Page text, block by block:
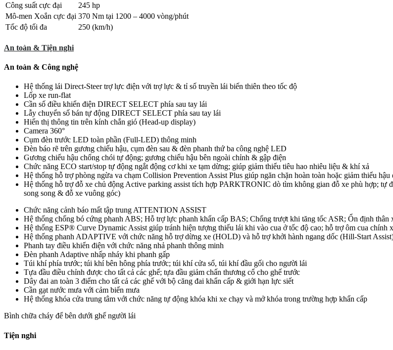
Công suất cực đại
245 hp
Mô-men Xoắn cực đại 370 Nm tại 1200 – 4000 vòng/phút
Tốc độ tối đa
250 (km/h)
An toàn & Tiện nghi
An toàn & Công nghệ
Hệ thống lái Direct-Steer trợ lực điện với trợ lực & tỉ số truyền lái biến thiên theo tốc độ
Lốp xe run-flat
Cần số điều khiển điện DIRECT SELECT phía sau tay lái
Lẫy chuyển số bán tự động DIRECT SELECT phía sau tay lái
Hiển thị thông tin trên kính chắn gió (Head-up display)
Camera 360°
Cụm đèn trước LED toàn phần (Full-LED) thông minh
Đèn báo rẽ trên gương chiếu hậu, cụm đèn sau & đèn phanh thứ ba công nghệ LED
Gương chiếu hậu chống chói tự động; gương chiếu hậu bên ngoài chỉnh & gập điện
Chức năng ECO start/stop tự động ngắt động cơ khi xe tạm dừng; giúp giảm thiểu tiêu hao nhiêu liệu & khí xả
Hệ thống hỗ trợ phòng ngừa va chạm Collision Prevention Assist Plus giúp ngăn chặn hoàn toàn hoặc giảm thiểu
Hệ thống hỗ trợ đỗ xe chủ động Active parking assist tích hợp PARKTRONIC dò tìm không gian đỗ xe phù hợp; tự
song song & đỗ xe vuông góc)
Chức năng cảnh báo mất tập trung ATTENTION ASSIST
Hệ thống chống bó cứng phanh ABS; Hỗ trợ lực phanh khẩn cấp BAS; Chống trượt khi tăng tốc ASR; Ổn định thân
Hệ thống ESP® Curve Dynamic Assist giúp tránh hiện tượng thiếu lái khi vào cua ở tốc độ cao; hỗ trợ ôm cua chính
Hệ thống phanh ADAPTIVE với chức năng hỗ trợ dừng xe (HOLD) và hỗ trợ khởi hành ngang dốc (Hill-Start
Phanh tay điều khiển điện với chức năng nhả phanh thông minh
Đèn phanh Adaptive nhấp nháy khi phanh gấp
Túi khí phía trước; túi khí bên hông phía trước; túi khí cửa sổ, túi khí đầu gối cho người lái
Tựa đầu điều chỉnh được cho tất cả các ghế; tựa đầu giảm chấn thương cổ cho ghế trước
Dây đai an toàn 3 điểm cho tất cả các ghế với bộ căng đai khẩn cấp & giới hạn lực siết
Cần gạt nước mưa với cảm biến mưa
Hệ thống khóa cửa trung tâm với chức năng tự động khóa khi xe chạy và mở khóa trong trường hợp khẩn cấp
Bình chữa cháy để bên dưới ghế người lái
Tiện nghi